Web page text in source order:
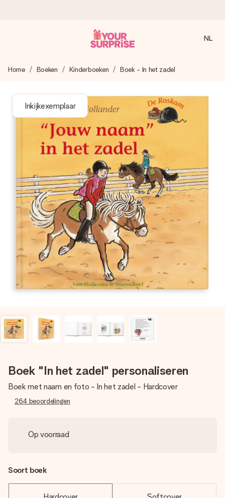
We maken jouw cadeau met zorg en zorgen dat het
4,8 (gebaseerd op +8.000 reviews)
Onze cadeaus worden gewaardeerd. Klanten beoordelen
ons met een 4,7 op Google Reviews
Gratis wenskaartje
Je maakt in een paar stappen iets unieks – met haar naam,
jullie foto of een boodschap die raakt. Zonder gedoe, maar
met alle aandacht voor het moment.
NL
Home Boeken Kinderboeken Boek - In het zadel
Inkijkexemplaar
Boek "In het zadel" personaliseren
Boek met naam en foto - In het zadel - Hardcover
264 beoordelingen
Op voorraad
Soort boek